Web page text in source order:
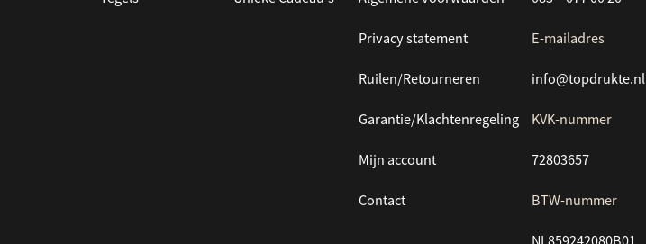
Privacy statement
Ruilen/Retourneren
Garantie/Klachtenregeling
Mijn account
Contact
E-mailadres
info@topdrukte.nl
KVK-nummer
72803657
BTW-nummer